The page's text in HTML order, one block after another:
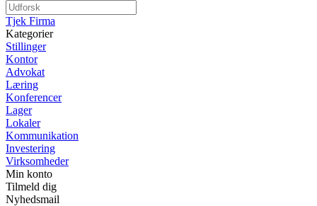
Tjek Firma
Kategorier
Stillinger
Kontor
Advokat
Læring
Konferencer
Lager
Lokaler
Kommunikation
Investering
Virksomheder
Min konto
Tilmeld dig
Nyhedsmail